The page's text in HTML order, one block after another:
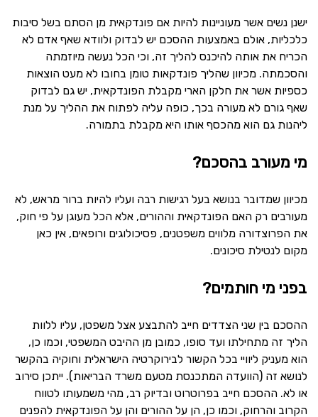
ישנן נשים אשר מעוניינות להיות אם פונדקאית מן הסתם בשל סיבות
כלכליות, אולם באמצעות ההסכם יש לבדוק ולוודא שאף אדם לא
הכריח את אותה להיכנס להליך זה, וכי הכל נעשה מיוזמתה
והסכמתה. מכיוון שהליך פונדקאות טומן בחובו לא מעט הוצאות
כספיות אשר את חלקן הארי מקבלת הפונדקאית, יש גם לבדוק
שאף גורם לא מעורה בכך, כופה עליה לפתוח את ההליך על מנת
ליהנות גם הוא מהכסף אותו היא מקבלת בתמורה.
מי מעורב בהסכם?
מכיוון שמדובר בנושא בעל רגישות רבה ועליו להיות ברור מראש, לא
מעורבים רק האם הפונדקאית וההורים, אלא הכל מעוגן על פי חוק,
את הפרוצדורה מלווים משפטנים, פסיכולוגים ורופאים, אין כאן
מקום לנטילת סיכונים.
בפני מי חותמים?
ההסכם בין שני הצדדים חייב להתבצע אצל משפטן, עליו ללוות
הליך זה מתחילתו ועד סופו, כמובן מן ההיבט המשפטי, וכמו כן,
הוא מעניק ליוויי בכל הקשור לבירוקרטיה הישראלית וחוקיה בהקשר
לנושא זה (הוועדה המתכנסת מטעם משרד הבריאות). ייתכן סירוב
או לא. ההסכם חייב בפרוטרוט ובדיוק רב, מהי משמעותו לטווח
הקרוב והרחוק, וכמו כן, הן על ההורים והן על הפונדקאית להפנים